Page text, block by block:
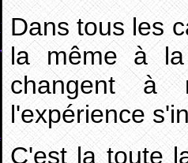
Dans tous les
la même à
changent à
l'expérience
C'est la toute